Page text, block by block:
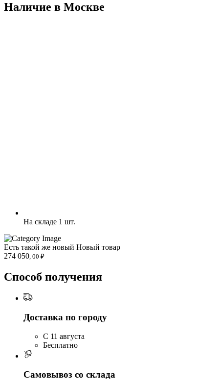
Наличие в Москвe
На складе 1 шт.
Есть такой же новый Новый товар
274 050, 00 ₽
Способ получения
Доставка по городу
C 11 августа
Бесплатно
Самовывоз со склада